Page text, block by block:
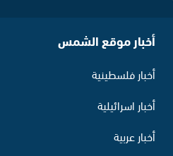
أخبار موقع الشمس
أخبار فلسطينية
أخبار اسرائيلية
أخبار عربية